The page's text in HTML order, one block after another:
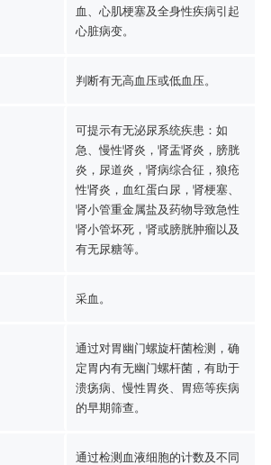
血、心肌梗塞及全身性疾病引起
心脏病变。
判断有无高血压或低血压。
可提示有无泌尿系统疾患：如
急、慢性肾炎，肾盂肾炎，膀胱
炎，尿道炎，肾病综合征，狼疮
性肾炎，血红蛋白尿，肾梗塞、
肾小管重金属盐及药物导致急性
肾小管坏死，肾或膀胱肿瘤以及
有无尿糖等。
采血。
通过对胃幽门螺旋杆菌检测，确
定胃内有无幽门螺杆菌，有助于
溃疡病、慢性胃炎、胃癌等疾病
的早期筛查。
通过检测血液细胞的计数及不同